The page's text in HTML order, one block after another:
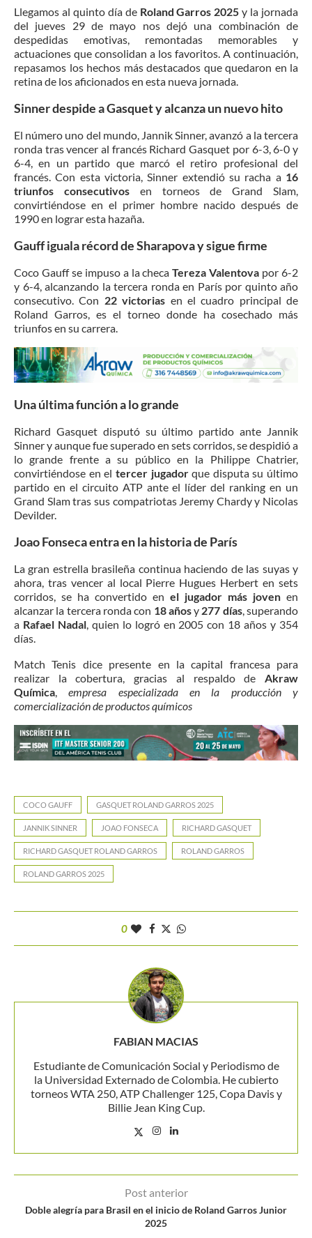
Llegamos al quinto día deRoland Garros 2025 y la jornada
del jueves 29 de mayo nos dejó una combinación de
despedidas emotivas, remontadas memorables y
actuaciones que consolidan a los favoritos. A continuación,
repasamos los hechos más destacados que quedaron en la
retina de los aficionados en esta nueva jornada.
Sinner despide a Gasquet y alcanza un nuevo hito
El número uno del mundo, Jannik Sinner, avanzó a la tercera
ronda tras vencer al francés Richard Gasquet por 6-3, 6-0 y
6-4, en un partido que marcó el retiro profesional del
francés. Con esta victoria, Sinner extendió su racha a 16
triunfos consecutivosen torneos de Grand Slam,
convirtiéndose en el primer hombre nacido después de
1990 en lograr esta hazaña.
Gauff iguala récord de Sharapova y sigue firme
Coco Gauff se impuso a la checaTereza Valentova por 6-2
y 6-4, alcanzando la tercera ronda en París por quinto año
consecutivo. Con 22 victorias en el cuadro principal de
Roland Garros, es el torneo donde ha cosechado más
triunfos en su carrera.
Una última función a lo grande
Richard Gasquet disputó su último partido ante Jannik
Sinner y aunque fue superado en sets corridos, se despidió a
lo grande frente a su público en la Philippe Chatrier,
convirtiéndose en el tercer jugadorque disputa su último
partido en el circuito ATP ante el líder del ranking en un
Grand Slam tras sus compatriotas Jeremy Chardy y Nicolas
Devilder.
Joao Fonseca entra en la historia de París
La gran estrella brasileña continua haciendo de las suyas y
ahora, tras vencer al local Pierre Hugues Herbert en sets
corridos, se ha convertido en el jugador más joven en
alcanzar la tercera ronda con 18 añosy 277 días, superando
a Rafael Nadal, quien lo logró en 2005 con 18 años y 354
días.
Match Tenis dice presente en la capital francesa para
realizar la cobertura, gracias al respaldo de Akraw
Química ,empresa especializada en la producción y
comercialización de productos químicos
COCO GAUFF GASQUET ROLAND GARROS 2025
JANNIK SINNER JOAO FONSECA RICHARD GASQUET
RICHARD GASQUET ROLAND GARROS ROLAND GARROS
ROLAND GARROS 2025
0
FABIAN MACIAS
Estudiante de Comunicación Social y Periodismo de
la Universidad Externado de Colombia. He cubierto
torneos WTA 250, ATP Challenger 125, Copa Davis y
Billie Jean King Cup.
Post anterior
Doble alegría para Brasil en el inicio de Roland Garros Junior
2025